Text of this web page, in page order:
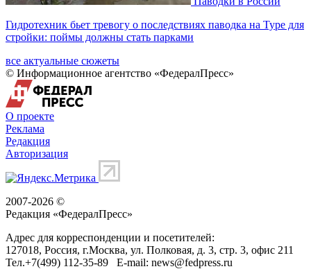
Гидротехник бьет тревогу о последствиях паводка на Туре для
стройки: поймы должны стать парками
все актуальные сюжеты
© Информационное агентство «ФедералПресс»
О проекте
Реклама
Редакция
Авторизация
2007-2026 ©
Редакция «ФедералПресс»
Адрес для корреспонденции и посетителей:
127018, Россия, г.Москва, ул. Полковая, д. 3, стр. 3, офис 211
Тел.+7(499) 112-35-89 E-mail: news@fedpress.ru